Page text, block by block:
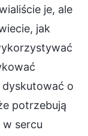
je, ale
jak
dyskutować o
potrzebują
sercu